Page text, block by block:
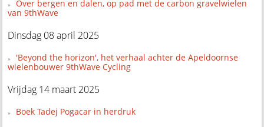
Over bergen en dalen, op pad met de carbon gravelwielen
van 9thWave
Dinsdag 08 april 2025
'Beyond the horizon', het verhaal achter de Apeldoornse
wielenbouwer 9thWave Cycling
Vrijdag 14 maart 2025
Boek Tadej Pogacar in herdruk